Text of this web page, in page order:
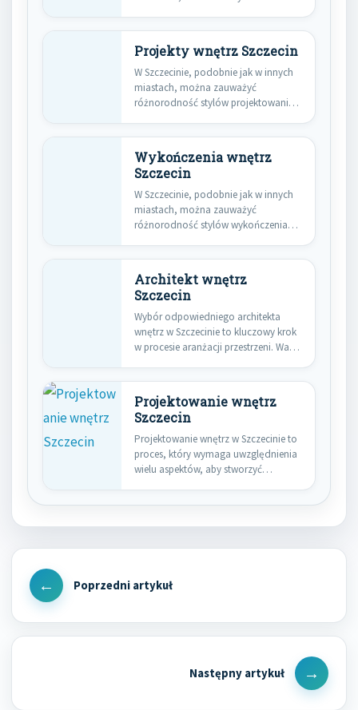
Projekty wnętrz Szczecin
W Szczecinie, podobnie jak w innych
miastach, można zauważyć
różnorodność stylów projektowania
Wykończenia wnętrz
Szczecin
W Szczecinie, podobnie jak w innych
miastach, można zauważyć
różnorodność stylów wykończenia
Architekt wnętrz
Szczecin
Wybór odpowiedniego architekta
wnętrz w Szczecinie to kluczowy krok
w procesie aranżacji przestrzeni. Warto
Projektowanie wnętrz
Szczecin
Projektowanie wnętrz w Szczecinie to
proces, który wymaga uwzględnienia
wielu aspektów, aby stworzyć
Nawigacja
wpisu
Previous
Next
Post